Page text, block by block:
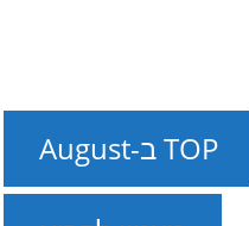
TOP ב-August